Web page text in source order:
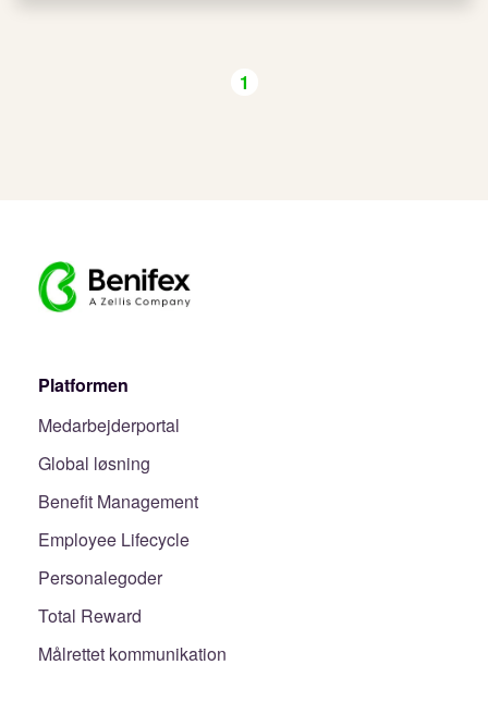
1
Platformen
Medarbejderportal
Global løsning
Benefit Management
Employee Lifecycle
Personalegoder
Total Reward
Målrettet kommunikation